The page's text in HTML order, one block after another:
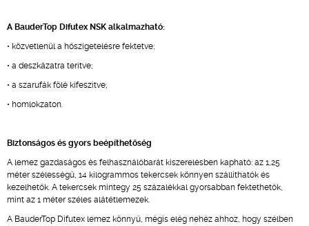
A BauderTop Difutex NSK alkalmazható:
• közvetlenül a hőszigetelésre fektetve;
• a deszkázatra terítve;
• a szarufák fölé kifeszítve;
• homlokzaton.
Biztonságos és gyors beépíthetőség
A lemez gazdaságos és felhasználóbarát kiszerelésben kapható: az 1,25
méter szélességű, 14 kilogrammos tekercsek könnyen szállíthatók és
kezelhetők. A tekercsek mintegy 25 százalékkal gyorsabban fektethetők,
mint az 1 méter széles alátétlemezek.
A BauderTop Difutex lemez könnyű, mégis elég nehéz ahhoz, hogy szélben